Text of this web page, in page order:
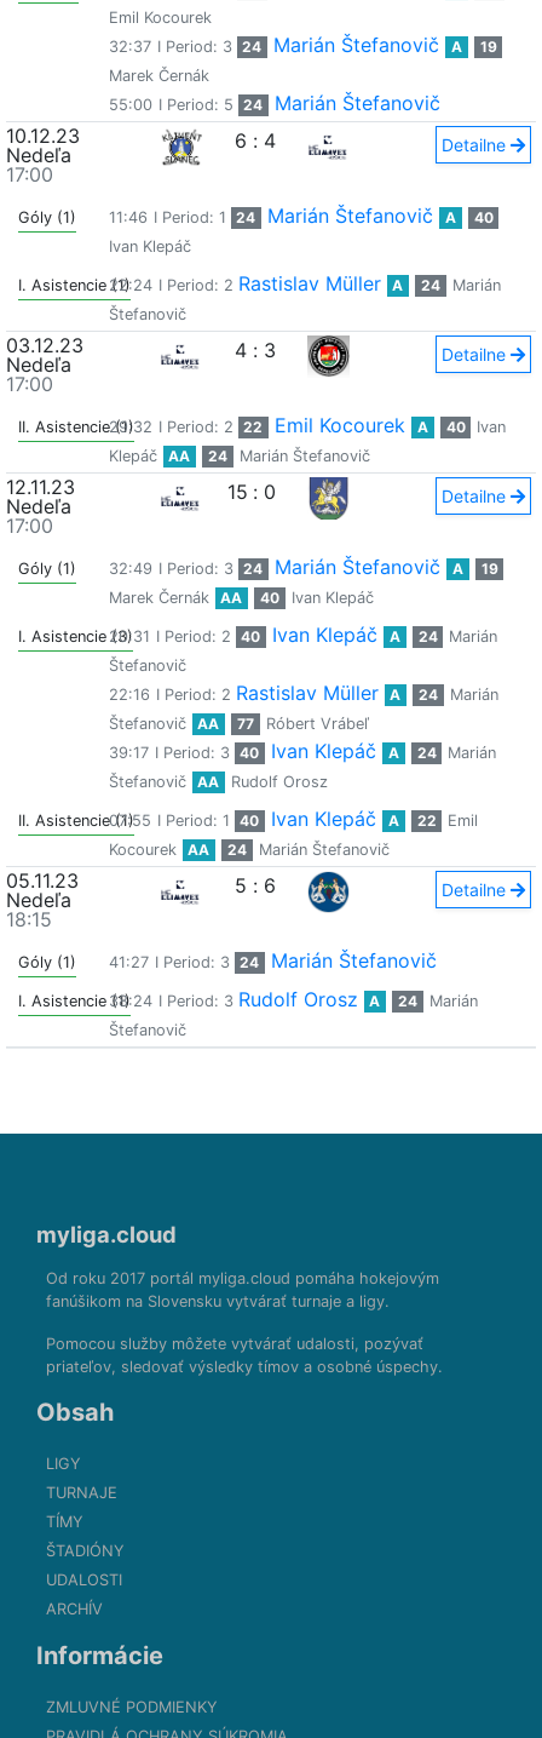
Emil Kocourek
32:37 I Period: 3 24 Marián Štefanovič A
19
Marek Černák
55:00 I Period: 5 24
Marián Štefanovič
10.12.23
Nedeľa
17:00
6 : 4 Detailne
Góly (1) 11:46 I Period: 1 24 Marián Štefanovič A
40
Ivan Klepáč
I. Asistencie (1)22:24 I Period: 2 Rastislav Müller A 24
Marián
Štefanovič
03.12.23
Nedeľa
17:00
4 : 3 Detailne
II. Asistencie (1)
29:32 I Period: 2 22 Emil Kocourek A 40
Ivan
Klepáč
AA 24 Marián Štefanovič
12.11.23
Nedeľa
17:00
15 : 0 Detailne
Góly (1) 32:49 I Period: 3 24 Marián Štefanovič A
19
Marek Černák
AA 40 Ivan Klepáč
I. Asistencie (3)20:31 I Period: 2 40 Ivan Klepáč A 24
Marián
Štefanovič
22:16 I Period: 2 Rastislav Müller A 24
Marián
Štefanovič
AA 77
Róbert Vrábeľ
39:17 I Period: 3 40 Ivan Klepáč A 24
Marián
Štefanovič
AA Rudolf Orosz
II. Asistencie (1)
07:55 I Period: 1 40 Ivan Klepáč A 22
Emil
Kocourek
AA 24 Marián Štefanovič
05.11.23
Nedeľa
18:15
5 : 6 Detailne
Góly (1) 41:27 I Period: 3 24 Marián Štefanovič
I. Asistencie (1)38:24 I Period: 3 Rudolf Orosz A 24
Marián
Štefanovič
myliga.cloud
Od roku 2017 portál myliga.cloud pomáha hokejovým
fanúšikom na Slovensku vytvárať turnaje a ligy.
Pomocou služby môžete vytvárať udalosti, pozývať
priateľov, sledovať výsledky tímov a osobné úspechy.
Obsah
LIGY
TURNAJE
TÍMY
ŠTADIÓNY
UDALOSTI
ARCHÍV
Informácie
ZMLUVNÉ PODMIENKY